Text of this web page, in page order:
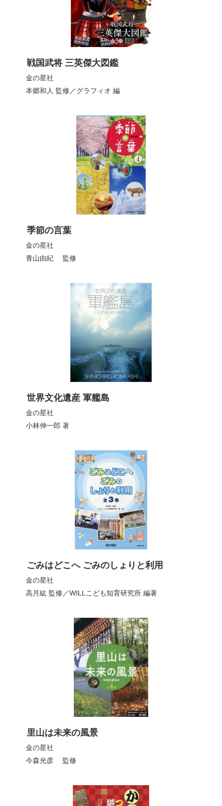
戦国武将 三英傑大図鑑
金の星社
本郷和人 監修／グラフィオ 編
季節の言葉
金の星社
青山由紀
監修
世界文化遺産 軍艦島
金の星社
小林伸一郎 著
ごみはどこへ ごみのしょりと利用
金の星社
高月紘監修／WILLこども知育研究所編著
里山は未来の風景
金の星社
今森光彦
監修